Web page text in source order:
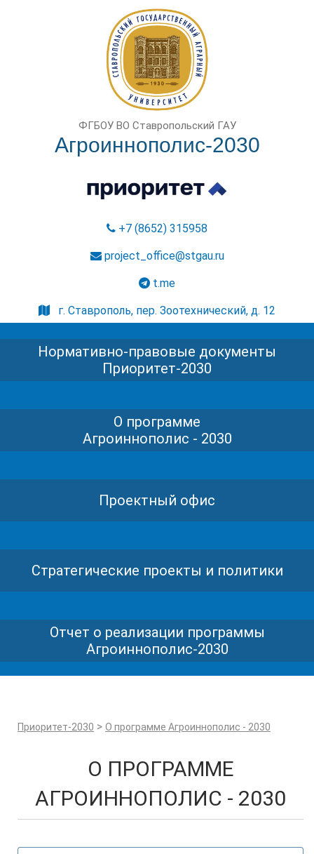
ФГБОУ ВО Ставропольский ГАУ
Агроиннополис-2030
+7 (8652) 315958
project_office@stgau.ru
t.me
г. Ставрополь, пер. Зоотехнический, д. 12
Нормативно-правовые документы
Приоритет-2030
О программе
Агроиннополис - 2030
Проектный офис
Стратегические проекты и политики
Отчет о реализации программы
Агроиннополис-2030
Приоритет-2030 > О программе Агроиннополис - 2030
О ПРОГРАММЕ
АГРОИННОПОЛИС - 2030